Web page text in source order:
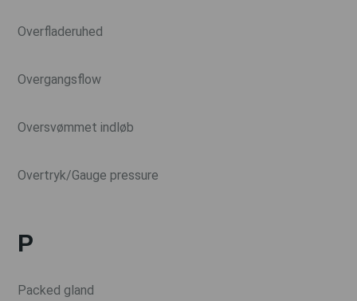
Overfladeruhed
Overgangsflow
Oversvømmet indløb
Overtryk/Gauge pressure
P
Packed gland